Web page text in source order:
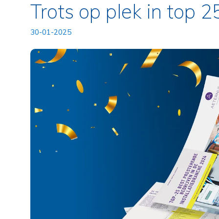
Trots op plek in top
30-01-2025